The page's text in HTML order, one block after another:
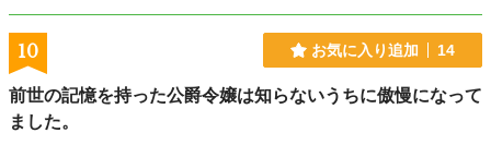
10 お気に入り追加 14
前世の記憶を持った公爵令嬢は知らないうちに傲慢になって
ました。